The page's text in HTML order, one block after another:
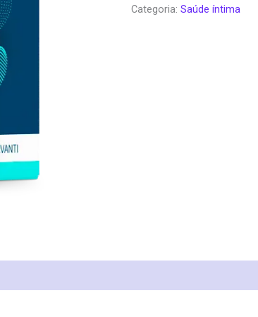
Categoria:Saúde íntima